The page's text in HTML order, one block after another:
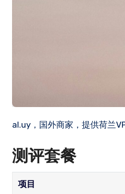
al.uy，国外商家，提供荷兰
测评套餐
项目